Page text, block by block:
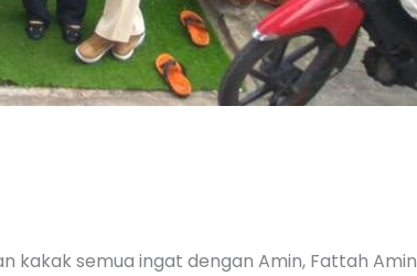
kakak semua ingat dengan Amin, Fattah Amin